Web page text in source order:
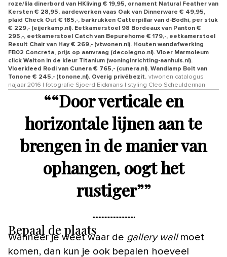
roze/lila dinerbord van HKliving € 19,95, ornament Natural Feather van
Kersten € 28,95, aardewerken vaas Oak van Dinnerware € 49,95,
plaid Check Out € 185,-, barkrukken Catterpillar van d-Bodhi, per stuk
€ 229,- (eijerkamp.nl). Eetkamerstoel 98 Bordeaux van Panton €
295,-, eetkamerstoel Catch van Bepurehome € 179,-, eetkamerstoel
Result Chair van Hay € 269,- (vtwonen.nl). Houten wandafwerking
FB02 Concreta, prijs op aanvraag (decolegno.nl). Vloer Marmoleum
click Walton in de kleur Titanium (woninginrichting-aanhuis.nl).
Vloerkleed Rodi van Cunera € 765,- (cunera.nl). Wandlamp Bolt van
Tonone € 245,- (tonone.nl). Overig privébezit. vtwonen catalogus
najaar 2016 | fotografie Sjoerd Eickmans | styling Cleo Scheulderman
““Door verticale en
horizontale lijnen aan te
brengen in de manier van
ophangen, oogt het
rustiger””
Bepaal de plaats
Wanneer je weet waar de gallery wallmoet
komen, dan kun je ook bepalen hoeveel